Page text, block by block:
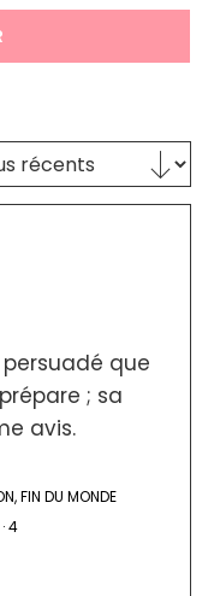
que
; sa
avis.
,FIN DU MONDE
·4